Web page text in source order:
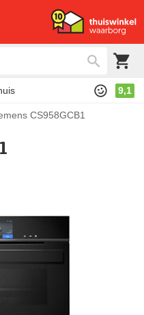
9,1
CS958GCB1